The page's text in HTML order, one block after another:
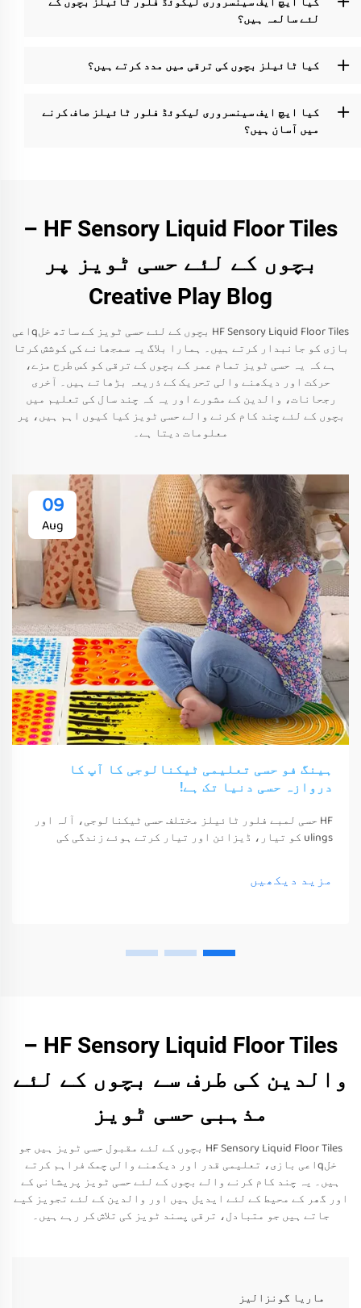
لئے سالمہ ہیں؟
کیا ٹائیلز بچوں کی ترقی میں مدد کرتے ہیں؟
کیا ایچ ایف سینسروری لیکوئڈ فلور ٹائیلز صاف کرنے
میں آسان ہیں؟
HF Sensory Liquid Floor Tiles –
بچوں کے لئے حسی ٹویز پر
Creative Play Blog
HF Sensory Liquid Floor Tiles بچوں کے لئے حسی ٹویز کے ساتھ خلqاعی
بازی کو جانبدار کرتے ہیں۔ ہمارا بلاگ یہ سمجھانے کی کوشش کرتا
ہے کہ یہ حسی ٹویز تمام عمر کے بچوں کے ترقی کو کس طرح مزے،
حرکت اور دیکھنے والی تحریک کے ذریعہ بڑھاتے ہیں۔ آخری
رجحانات، والدین کے مشورے اور یہ کہ چند سال کی تعلیم میں
بچوں کے لئے چند کام کرنے والے حسی ٹویز کیا کیوں اہم ہیں، پر
معلومات دیتا ہے۔
09
Aug
ہینگ فو حسی تعلیمی ٹیکنالوجی کا آپ کا
دروازہ حسی دنیا تک ہے!
HF حسی لمبے فلور ٹائیلز مختلف حسی ٹیکنالوجی، آلہ اور
ulings کو تیار، ڈیزائن اور تیار کرتے ہوئے زندگی کی
مزید دیکھیں
HF Sensory Liquid Floor Tiles –
والدین کی طرف سے بچوں کے لئے
مذہبی حسی ٹویز
HF Sensory Liquid Floor Tiles بچوں کے لئے مقبول حسی ٹویز ہیں جو
خلqاعی بازی، تعلیمی قدر اور دیکھنے والی چمک فراہم کرتے
ہیں۔ یہ چند کام کرنے والے بچوں کے لئے حسی ٹویز پریشانی کے
اور گھر کے محیط کے لئے ایدیل ہیں اور والدین کے لئے تجویز کیے
جاتے ہیں جو متبادل، ترقی پسند ٹویز کی تلاش کر رہے ہیں۔
ماریا گونزالیز